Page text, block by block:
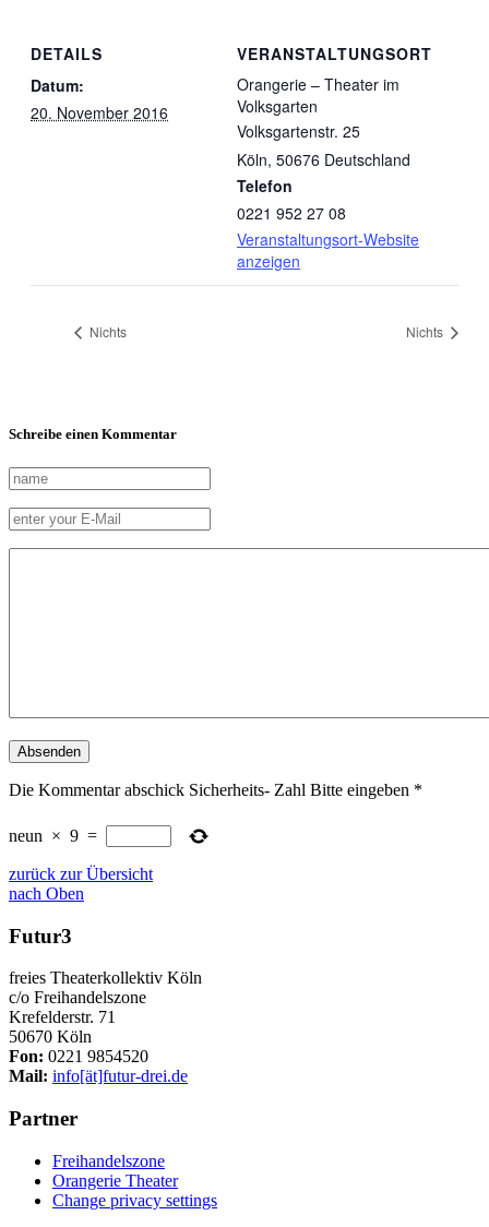
DETAILS
Datum:
20. November 2016
VERANSTALTUNGSORT
Orangerie – Theater im
Volksgarten
Volksgartenstr. 25
Köln, 50676 Deutschland
Telefon
0221 952 27 08
Veranstaltungsort-Website
anzeigen
Nichts Nichts
Schreibe einen Kommentar
Die Kommentar abschick Sicherheits- Zahl Bitte eingeben *
neun × 9 =
zurück zur Übersicht
nach Oben
Futur3
freies Theaterkollektiv Köln
c/o Freihandelszone
Krefelderstr. 71
50670 Köln
Fon: 0221 9854520
Mail: info[ät]futur-drei.de
Partner
Freihandelszone
Orangerie Theater
Change privacy settings